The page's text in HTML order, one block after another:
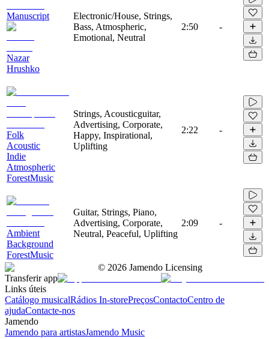
Manuscript
Nazar
Hrushko
Electronic/House, Strings,
Bass, Atmospheric,
Emotional, Neutral
2:50 -
Folk
Acoustic
Indie
Atmospheric
ForestMusic
Strings, Acousticguitar,
Advertising, Corporate,
Happy, Inspirational,
Uplifting
2:22 -
Ambient
Background
ForestMusic
Guitar, Strings, Piano,
Advertising, Corporate,
Neutral, Peaceful, Uplifting
2:09 -
© 2026 Jamendo Licensing
Transferir app
Links úteis
Catálogo musicalRádios In-storePreçosContactoCentro de
ajudaContacte-nos
Jamendo
Jamendo para artistasJamendo Music